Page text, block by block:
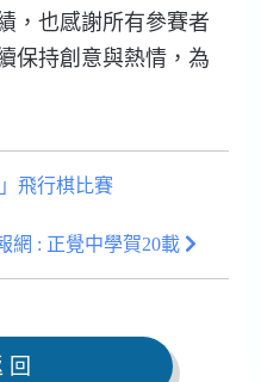
，也感謝所有參賽者
保持創意與熱情，為
飛行棋比賽
網 : 正覺中學賀20載
回